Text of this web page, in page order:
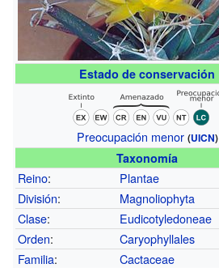
Estado de conservación
Preocupación menor (UICN)
Taxonomía
Reino:
Plantae
División:
Magnoliophyta
Clase:
Eudicotyledoneae
Orden:
Caryophyllales
Familia:
Cactaceae